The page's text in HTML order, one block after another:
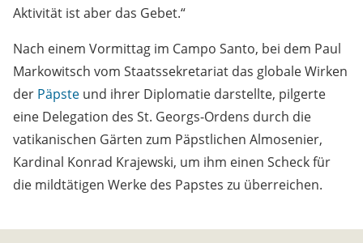
Aktivität ist aber das Gebet.“
Nach einem Vormittag im Campo Santo, bei dem Paul
Markowitsch vom Staatssekretariat das globale Wirken
der Päpste und ihrer Diplomatie darstellte, pilgerte
eine Delegation des St. Georgs-Ordens durch die
vatikanischen Gärten zum Päpstlichen Almosenier,
Kardinal Konrad Krajewski, um ihm einen Scheck für
die mildtätigen Werke des Papstes zu überreichen.